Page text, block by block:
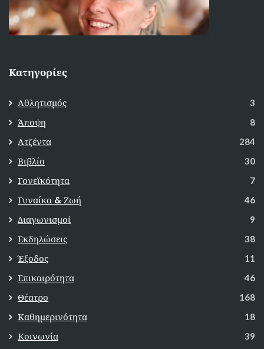
Κατηγορίες
Αθλητισμός 3
Άποψη 8
Ατζέντα 284
Βιβλίο 30
Γονεϊκότητα 7
Γυναίκα & Ζωή 46
Διαγωνισμοί 9
Εκδηλώσεις 38
Έξοδος 11
Επικαιρότητα 46
Θέατρο 168
Καθημερινότητα 18
Κοινωνία 39